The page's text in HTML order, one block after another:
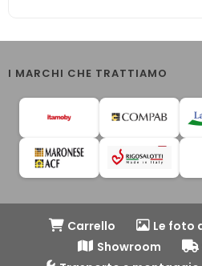
I MARCHI CHE TRATTIAMO
Carrello
Le foto
Showroom